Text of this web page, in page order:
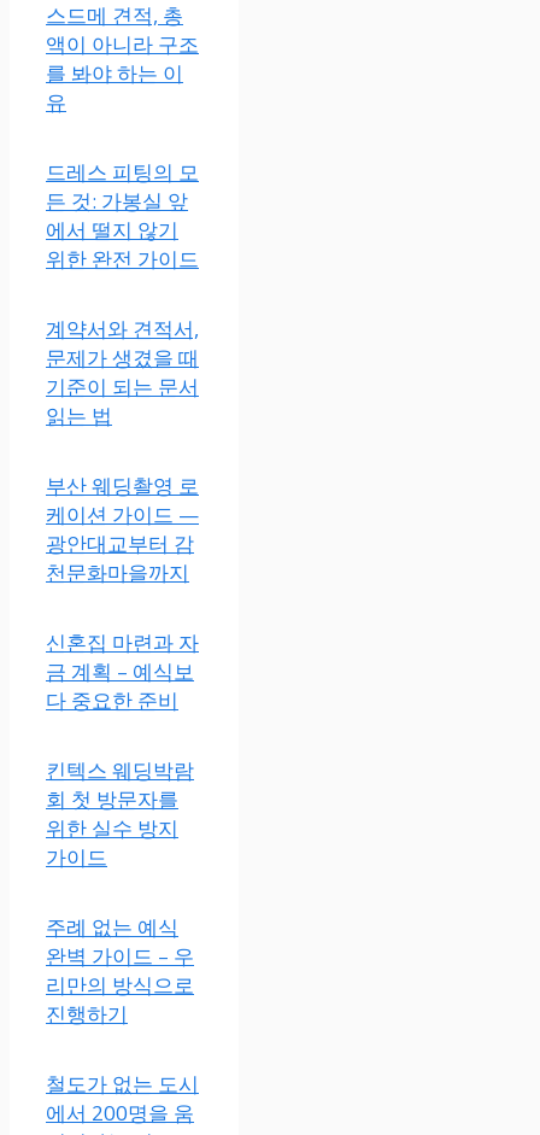
스드메 견적, 총
액이 아니라 구조
를 봐야 하는 이
유
드레스 피팅의 모
든 것: 가봉실 앞
에서 떨지 않기
위한 완전 가이드
계약서와 견적서,
문제가 생겼을 때
기준이 되는 문서
읽는 법
부산 웨딩촬영 로
케이션 가이드 —
광안대교부터 감
천문화마을까지
신혼집 마련과 자
금 계획 – 예식보
다 중요한 준비
킨텍스 웨딩박람
회 첫 방문자를
위한 실수 방지
가이드
주례 없는 예식
완벽 가이드 – 우
리만의 방식으로
진행하기
철도가 없는 도시
에서 200명을 움